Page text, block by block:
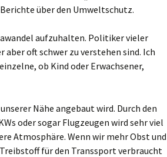
über den Umweltschutz.
aufzuhalten. Politiker vieler
aber oft schwer zu verstehen sind. Ich
ob Kind oder Erwachsener,
Nähe angebaut wird. Durch den
oder sogar Flugzeugen wird sehr viel
Atmosphäre. Wenn wir mehr Obst und
für den Transsport verbraucht